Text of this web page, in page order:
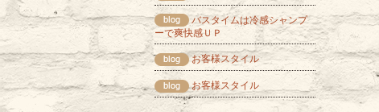
バスタイムは冷感シャンプ
ーで爽快感ＵＰ
お客様スタイル
お客様スタイル